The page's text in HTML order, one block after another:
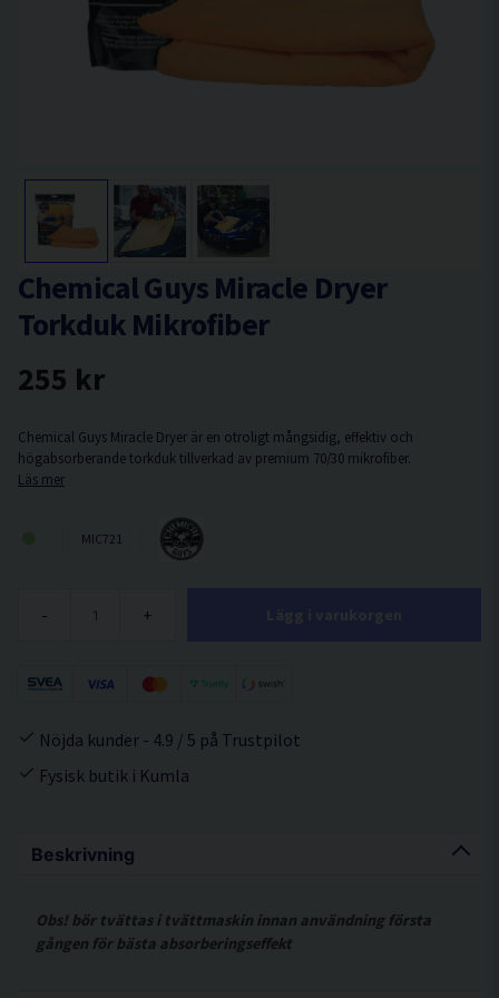
Beskrivning
Obs! bör tvättas i tvättmaskin innan användning första
gången för bästa absorberingseffekt
Chemical Guys Miracle Dryer
Torkduk Mikrofiber
255 kr
Chemical Guys Miracle Dryer är en otroligt mångsidig, effektiv och
högabsorberande torkduk tillverkad av premium 70/30 mikrofiber.
Läs mer
MIC721
- +
Nöjda kunder - 4.9 / 5 på Trustpilot
Fysisk butik i Kumla